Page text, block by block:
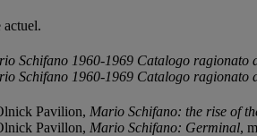
actuel.
Schifano 1960-1969 Catalogo ragionato
Schifano 1960-1969 Catalogo ragionato
Pavilion, Mario Schifano: the rise of
Pavillon, Mario Schifano: Germinal,